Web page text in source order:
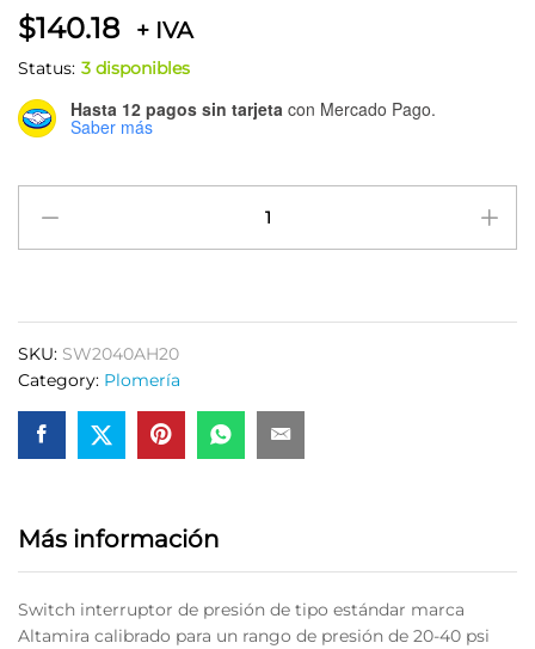
$140.18 + IVA
Status: 3 disponibles
Hasta 12 pagos sin tarjeta con Mercado Pago.
Saber más
pres.20-
40psi
Altamira
quantity
SKU: SW2040AH20
Category: Plomería
Más información
Switch interruptor de presión de tipo estándar marca
Altamira calibrado para un rango de presión de 20-40 psi